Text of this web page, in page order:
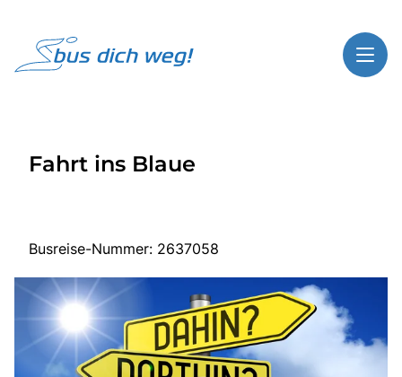
Highlights
Start
Busreisen
Bus mieten
Fahrt ins Blaue
Busreise-Nummer: 2637058